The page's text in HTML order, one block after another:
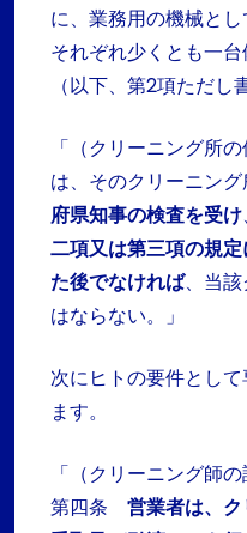
に、業務用の機械と
それぞれ少くとも一台
（以下、第2項ただし
「（クリーニング所
は、そのクリーニン
府県知事の検査を受け、
二項又は第三項の規
た後でなければ、当
はならない。」
次にヒトの要件とし
ます。
「（クリーニング師の
第四条 営業者は、